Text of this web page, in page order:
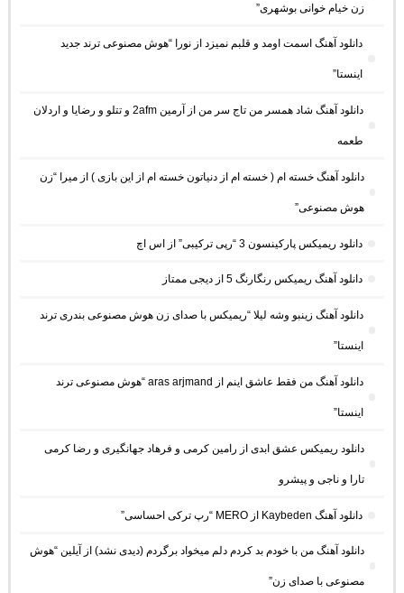
زن خیام خوانی بوشهری”
دانلود آهنگ اسمت اومد و قلبم نمیزد از نورا “هوش مصنوعی ترند جدید
اینستا”
دانلود آهنگ شاد همسر من تاج سر من از آرمین 2afm و تتلو و رضایا و اردلان
طعمه
دانلود آهنگ خسته ام ( خسته ام از دنیاتون خسته ام از این بازی ) از میرا “زن
هوش مصنوعی”
دانلود ریمیکس پارکینسون 3 “رپی ترکیبی” از اس اچ
دانلود آهنگ ریمیکس رنگارنگ 5 از دیجی ممتاز
دانلود آهنگ زینبو وشه لیلا “ریمیکس با صدای زن هوش مصنوعی بندری ترند
اینستا”
دانلود آهنگ من فقط عاشق اینم از aras arjmand “هوش مصنوعی ترند
اینستا”
دانلود ریمیکس عشق ابدی از رامین کرمی و فرهاد جهانگیری و رضا کرمی
تارا و ناجی و پیشرو
دانلود آهنگ Kaybeden از MERO “رپ ترکی احساسی”
دانلود آهنگ من با خودم بد کردم دلم میخواد برگردم (دیدی نشد) از آیلین “هوش
مصنوعی با صدای زن”